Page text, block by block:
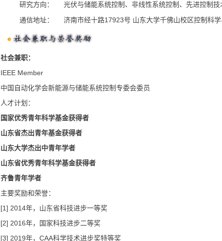
研究方向：
光伏与储能系统控制、非线性系统控制、先进控制
通信地址：
济南市经十路17923号 山东大学千佛山校区控制科
社会兼职：
IEEE Member
中国自动化学会新能源与储能系统控制专委会委员
人才计划：
国家优秀青年科学基金获得者
山东省杰出青年基金获得者
山东大学杰出中青年学者
山东省优秀青年科学基金获得者
齐鲁青年学者
主要奖励和荣誉：
[1] 2014年，山东省科技进步一等奖
[2] 2016年，国家科技进步二等奖
[3] 2019年，CAA科学技术进步奖特等奖